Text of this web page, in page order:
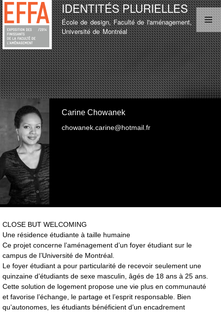
Aller au
contenu
principal
IDENTITÉS PLURIELLES
École de design, Faculté de l'aménagement,
Université de Montréal
MENU PRINCIPAL
LISTE D'ÉTUDIANT
TEST
LISTE D'ÉTUDIANT
Carine Chowanek
chowanek.carine@hotmail.fr
CLOSE BUT WELCOMING
Une résidence étudiante à taille humaine
Ce projet concerne l’aménagement d’un foyer étudiant sur le
campus de l’Université de Montréal.
Le foyer étudiant a pour particularité de recevoir seulement une
quinzaine d’étudiants de sexe masculin, âgés de 18 ans à 25 ans.
Cette solution de logement propose une vie plus en communauté
et favorise l’échange, le partage et l’esprit responsable. Bien
qu’autonomes, les étudiants bénéficient d’un encadrement